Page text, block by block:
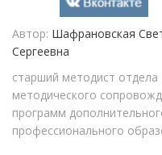
Автор: Шафрановская
Сергеевна
старший методист отдела
методического
программ
профессионального